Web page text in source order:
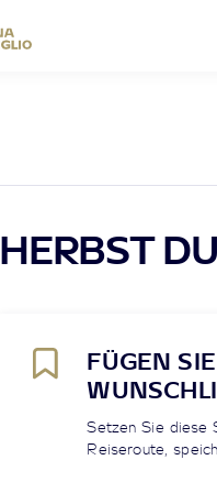
HERBST
FÜGEN
Setzen Sie diese
Reiseroute,